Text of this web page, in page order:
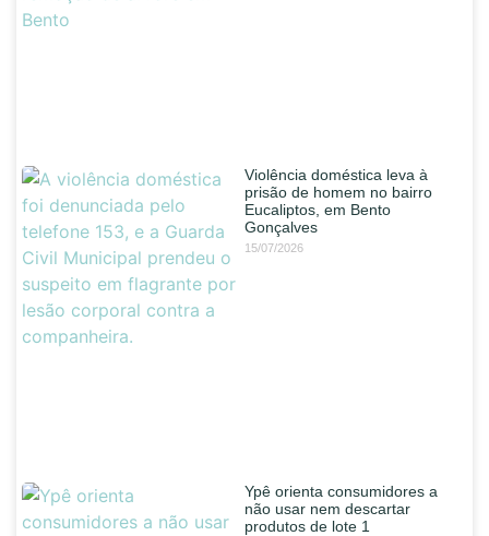
Violência doméstica leva à
prisão de homem no bairro
Eucaliptos, em Bento
Gonçalves
15/07/2026
Ypê orienta consumidores a
não usar nem descartar
produtos de lote 1